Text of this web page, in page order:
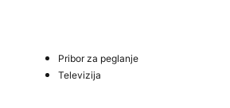
Pribor za peglanje
Televizija